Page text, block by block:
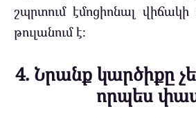
շպրտում էմոցիոնալ
թուլանում է։
4. Նրանք կարծիքը
որպես